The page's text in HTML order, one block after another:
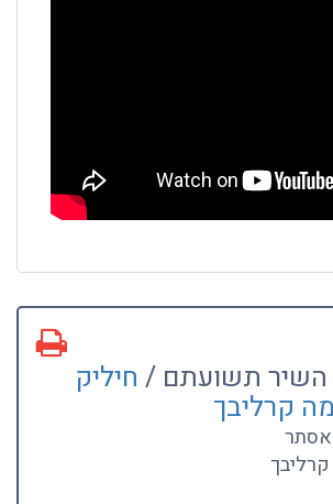
השיר תשועתם / חיליק
קרליבך
אסתר